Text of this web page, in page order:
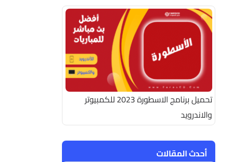
تحميل برنامج الاسطورة 2023 للكمبيوتر
والاندرويد
أحدث المقالات